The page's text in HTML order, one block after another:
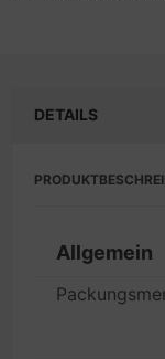
DETAILS
Allgemein